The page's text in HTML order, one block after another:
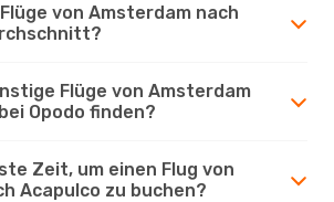
von Amsterdam nach
Flüge von Amsterdam
Opodo finden?
Zeit, um einen Flug von
Acapulco zu buchen?